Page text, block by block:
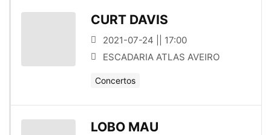
CURT DAVIS
2021-07-24 || 17:00
ESCADARIA ATLAS AVEIRO
Concertos
LOBO MAU